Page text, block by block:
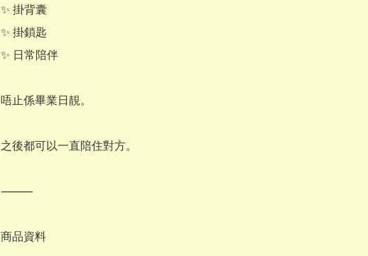
✨ 掛背囊
✨ 掛鎖匙
✨ 日常陪伴
唔止係畢業日靚。
之後都可以一直陪住對方。
⸻
商品資料